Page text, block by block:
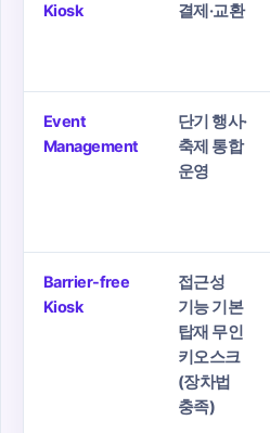
Kiosk
결제·교환
Event
Management
단기 행사·
축제 통합
운영
Barrier-free
Kiosk
접근성
기능 기본
탑재 무인
키오스크
(장차법
충족)